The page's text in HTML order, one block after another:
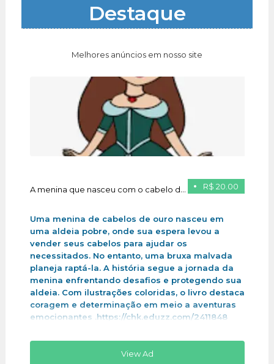
Destaque
Melhores anúncios em nosso site
R$ 20.00
A menina que nasceu com o cabelo de ouro
Uma menina de cabelos de ouro nasceu em
uma aldeia pobre, onde sua espera levou a
vender seus cabelos para ajudar os
necessitados. No entanto, uma bruxa malvada
planeja raptá-la. A história segue a jornada da
menina enfrentando desafios e protegendo sua
aldeia. Com ilustrações coloridas, o livro destaca
coragem e determinação em meio a aventuras
emocionantes .https://chk.eduzz.com/2411848
View Ad